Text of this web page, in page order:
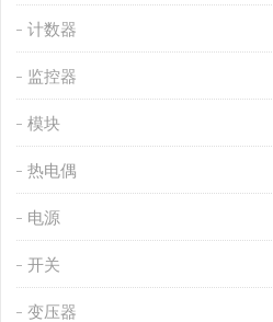
计数器
监控器
模块
热电偶
电源
开关
变压器